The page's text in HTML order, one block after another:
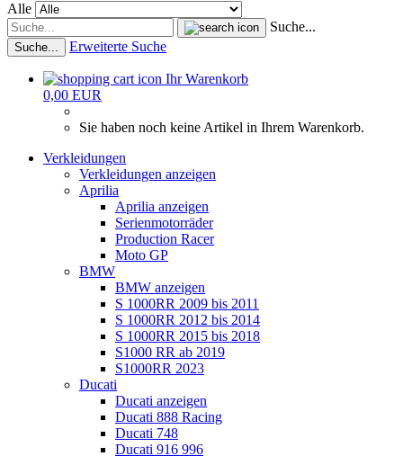
Alle
Suche...
Suche... Erweiterte Suche
Ihr Warenkorb
0,00 EUR
Sie haben noch keine Artikel in Ihrem Warenkorb.
Verkleidungen
Verkleidungen anzeigen
Aprilia
Aprilia anzeigen
Serienmotorräder
Production Racer
Moto GP
BMW
BMW anzeigen
S 1000RR 2009 bis 2011
S 1000RR 2012 bis 2014
S 1000RR 2015 bis 2018
S1000 RR ab 2019
S1000RR 2023
Ducati
Ducati anzeigen
Ducati 888 Racing
Ducati 748
Ducati 916 996